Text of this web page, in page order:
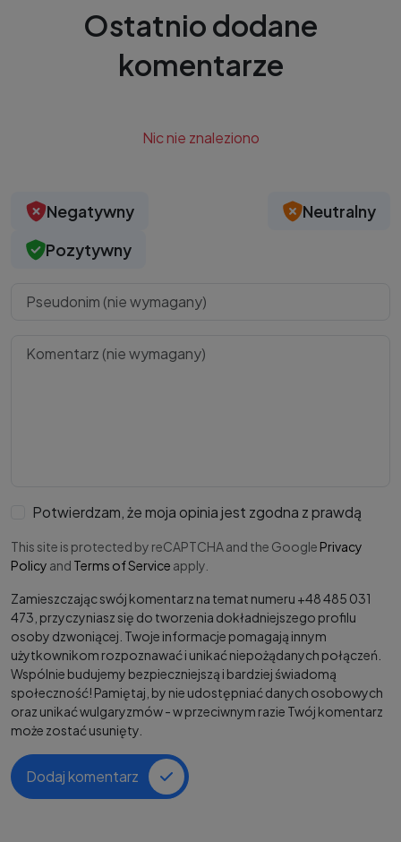
Ostatnio dodane
komentarze
Nic nie znaleziono
Negatywny
Neutralny
Pozytywny
Potwierdzam, że moja opinia jest zgodna z prawdą
This site is protected by reCAPTCHA and the Google Privacy
Policy and Terms of Service apply.
Zamieszczając swój komentarz na temat numeru +48 485 031
473, przyczyniasz się do tworzenia dokładniejszego profilu
osoby dzwoniącej. Twoje informacje pomagają innym
użytkownikom rozpoznawać i unikać niepożądanych połączeń.
Wspólnie budujemy bezpieczniejszą i bardziej świadomą
społeczność! Pamiętaj, by nie udostępniać danych osobowych
oraz unikać wulgaryzmów - w przeciwnym razie Twój komentarz
może zostać usunięty.
Dodaj komentarz